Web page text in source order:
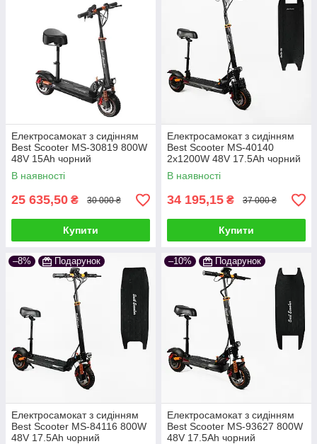
Електросамокат з сидінням
Best Scooter MS-30819 800W
48V 15Ah чорний
В наявності
25 635,50 ₴ 30 000 ₴
Купити
Електросамокат з сидінням
Best Scooter MS-40140
2х1200W 48V 17.5Ah чорний
В наявності
34 195,15 ₴ 37 000 ₴
Купити
–8% Подарунок
Електросамокат з сидінням
Best Scooter MS-84116 800W
48V 17.5Ah чорний
–10% Подарунок
Електросамокат з сидінням
Best Scooter MS-93627 800W
48V 17.5Ah чорний